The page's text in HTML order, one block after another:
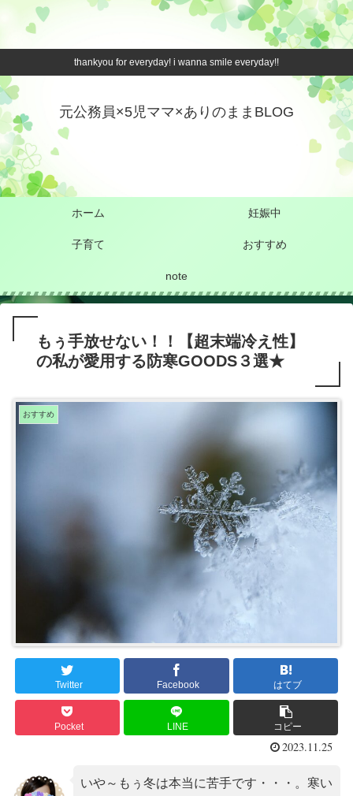
thankyou for everyday! i wanna smile everyday!!
元公務員×5児ママ×ありのままBLOG
ホーム 妊娠中
子育て おすすめ
note
もぅ手放せない！！【超末端冷え性】
の私が愛用する防寒GOODS３選★
おすすめ
Twitter Facebook はてブ
Pocket LINE コピー
2023.11.25
いや～もぅ冬は本当に苦手です・・・。寒い